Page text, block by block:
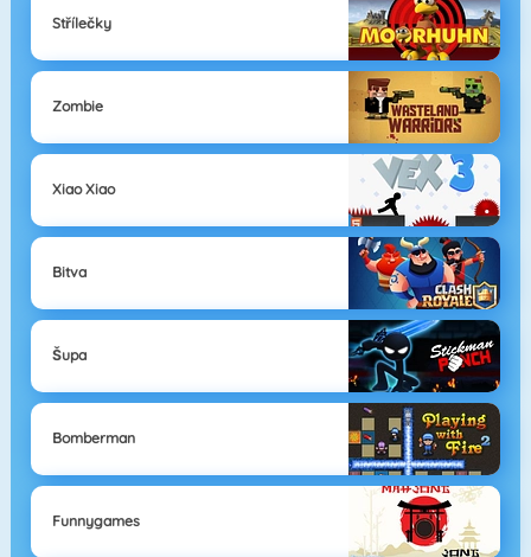
Střílečky
Zombie
Xiao Xiao
Bitva
Šupa
Bomberman
Funnygames